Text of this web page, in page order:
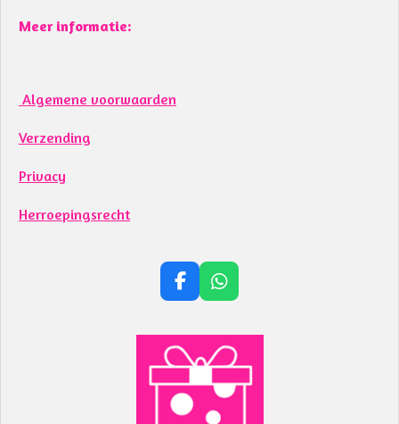
Meer informatie:
Algemene voorwaarden
Verzending
Privacy
Herroepingsrecht
F
a
e
b
o
o
k
W
h
t
A
p
p